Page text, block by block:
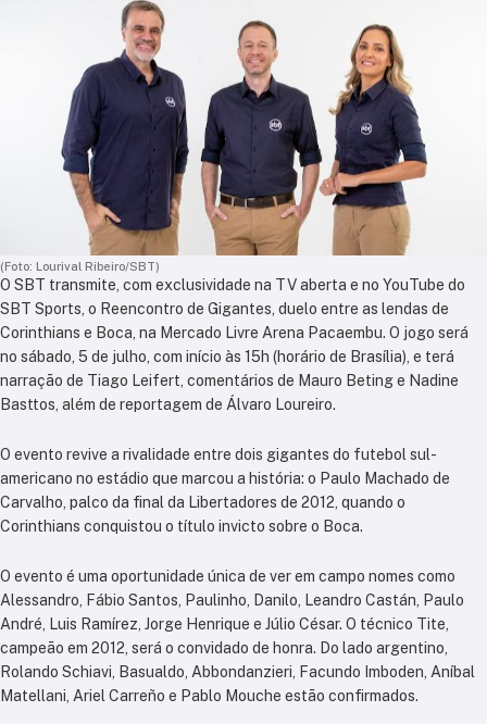
(Foto: Lourival Ribeiro/SBT)
O SBT transmite, com exclusividade na TV aberta e no YouTube do
SBT Sports, o Reencontro de Gigantes, duelo entre as lendas de
Corinthians e Boca, na Mercado Livre Arena Pacaembu. O jogo será
no sábado, 5 de julho, com início às 15h (horário de Brasília), e terá
narração de Tiago Leifert, comentários de Mauro Beting e Nadine
Basttos, além de reportagem de Álvaro Loureiro.
O evento revive a rivalidade entre dois gigantes do futebol sul-
americano no estádio que marcou a história: o Paulo Machado de
Carvalho, palco da final da Libertadores de 2012, quando o
Corinthians conquistou o título invicto sobre o Boca.
O evento é uma oportunidade única de ver em campo nomes como
Alessandro, Fábio Santos, Paulinho, Danilo, Leandro Castán, Paulo
André, Luis Ramírez, Jorge Henrique e Júlio César. O técnico Tite,
campeão em 2012, será o convidado de honra. Do lado argentino,
Rolando Schiavi, Basualdo, Abbondanzieri, Facundo Imboden, Aníbal
Matellani, Ariel Carreño e Pablo Mouche estão confirmados.